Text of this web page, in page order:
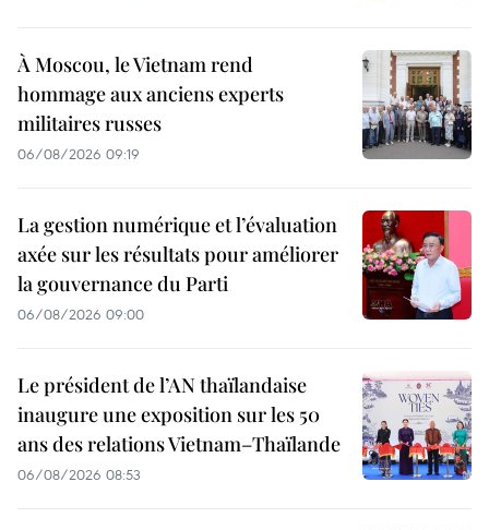
À Moscou, le Vietnam rend
hommage aux anciens experts
militaires russes
06/08/2026 09:19
La gestion numérique et l’évaluation
axée sur les résultats pour améliorer
la gouvernance du Parti
06/08/2026 09:00
Le président de l’AN thaïlandaise
inaugure une exposition sur les 50
ans des relations Vietnam–Thaïlande
06/08/2026 08:53